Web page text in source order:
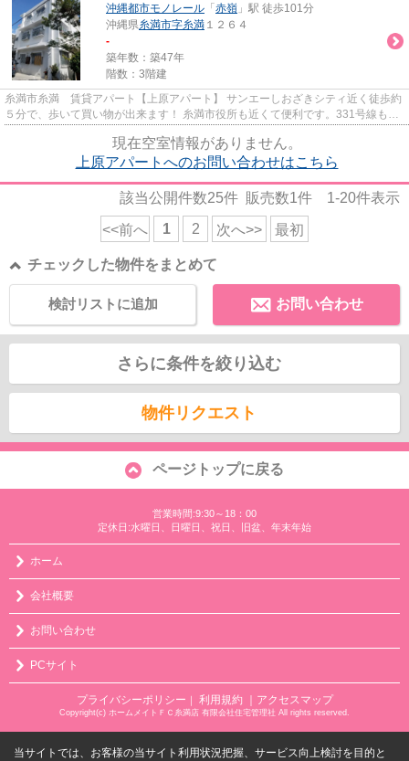
沖縄都市モノレール 「 赤嶺 」駅 徒歩101分
沖縄県糸満市字糸満 １２６４
-
築年数：築47年
階数：3階建
糸満市糸満 賃貸アパート【上原アパート】 サンエーしおざきシティ近く徒歩約
５分で、歩いて買い物が出来ます！ 糸満市役所も近くて便利です。331号線もす
現在空室情報がありません。
上原アパートへのお問い合わせはこちら
該当公開件数25件 販売数1件 1-20件表示
<<前へ 1 2 次へ>> 最初
チェックした物件をまとめて
お問い合わせ
検討リストに追加
さらに条件を絞り込む
物件リクエスト
ページトップに戻る
営業時間:9:30～18：00
定休日:水曜日、日曜日、祝日、旧盆、年末年始
ホーム
会社概要
お問い合わせ
PCサイト
プライバシーポリシー ｜ 利用規約 ｜アクセスマップ
Copyright(c) ホームメイトＦＣ糸満店 有限会社住宅管理社 All rights reserved.
当サイトでは、お客様の当サイト利用状況把握、サービス向上検討を目的と